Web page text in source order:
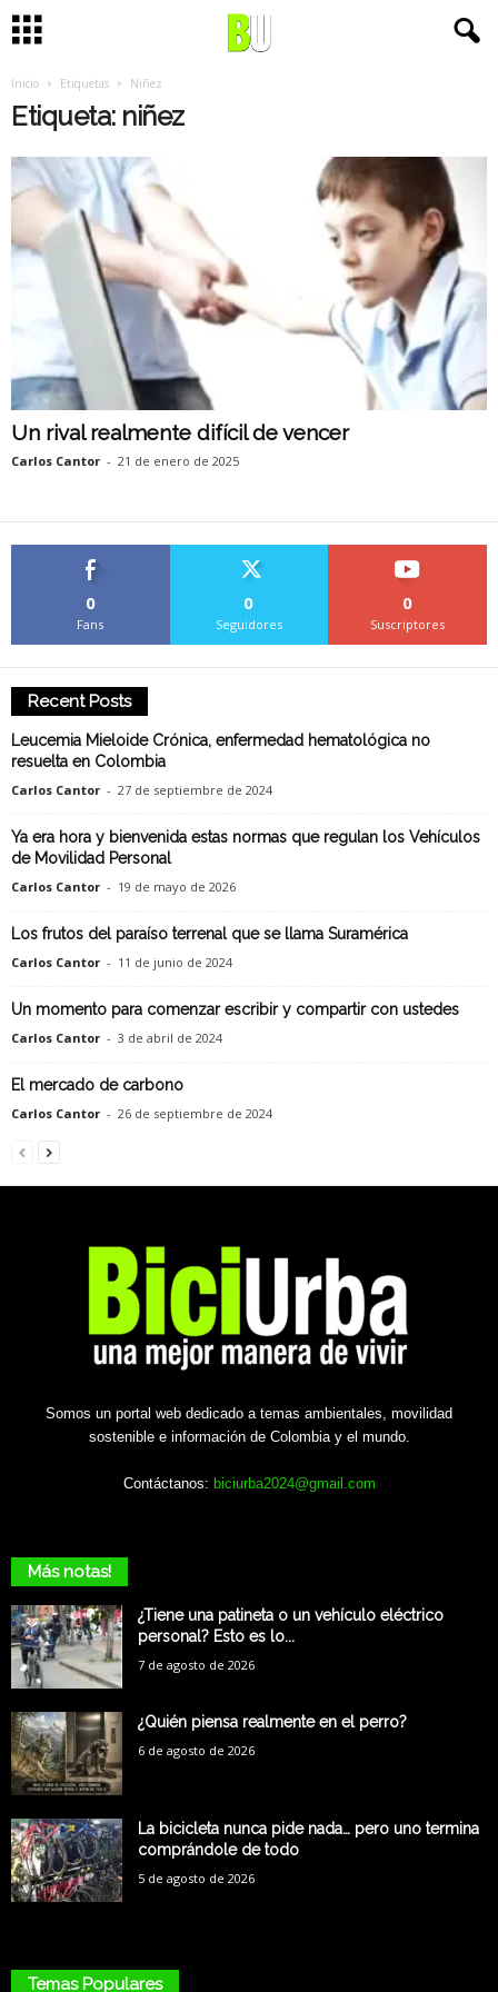
Inicio Etiquetas Niñez
Etiqueta: niñez
Un rival realmente difícil de vencer
Carlos Cantor - 21 de enero de 2025
0
Fans
0
Seguidores
0
Suscriptores
Recent Posts
Leucemia Mieloide Crónica, enfermedad hematológica no
resuelta en Colombia
Carlos Cantor - 27 de septiembre de 2024
Ya era hora y bienvenida estas normas que regulan los Vehículos
de Movilidad Personal
Carlos Cantor - 19 de mayo de 2026
Los frutos del paraíso terrenal que se llama Suramérica
Carlos Cantor - 11 de junio de 2024
Un momento para comenzar escribir y compartir con ustedes
Carlos Cantor - 3 de abril de 2024
El mercado de carbono
Carlos Cantor - 26 de septiembre de 2024
Somos un portal web dedicado a temas ambientales, movilidad
sostenible e información de Colombia y el mundo.
Contáctanos: biciurba2024@gmail.com
Más notas!
¿Tiene una patineta o un vehículo eléctrico
personal? Esto es lo...
7 de agosto de 2026
¿Quién piensa realmente en el perro?
6 de agosto de 2026
La bicicleta nunca pide nada… pero uno termina
comprándole de todo
5 de agosto de 2026
Temas Populares